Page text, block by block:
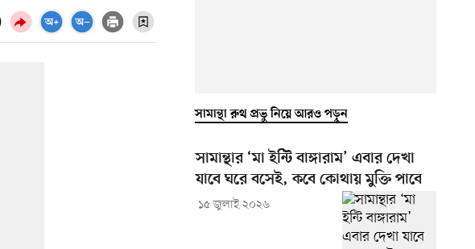
সামান্থা রুথ প্রভু নিয়ে আরও পড়ুন
সামান্থার ‘মা ইন্টি বাঙ্গারাম’ এবার দেখা
যাবে ঘরে বসেই, কবে কোথায় মুক্তি পাবে
১৫ জুলাই ২০২৬